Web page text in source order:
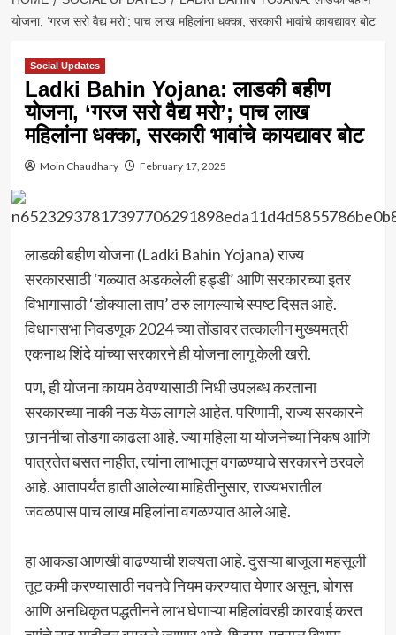
योजना, ‘गरज सरो वैद्य मरो’; पाच लाख महिलांना धक्का, सरकारी भावांचे कायद्यावर बोट
Social Updates
Ladki Bahin Yojana: लाडकी बहीण
योजना, ‘गरज सरो वैद्य मरो’; पाच लाख
महिलांना धक्का, सरकारी भावांचे कायद्यावर बोट
Moin Chaudhary February 17, 2025
लाडकी बहीण योजना (Ladki Bahin Yojana) राज्य
सरकारसाठी ‘गळ्यात अडकलेली हड्डी’ आणि सरकारच्या इतर
विभागासाठी ‘डोक्याला ताप’ ठरु लागल्याचे स्पष्ट दिसत आहे.
विधानसभा निवडणूक 2024 च्या तोंडावर तत्कालीन मुख्यमत्री
एकनाथ शिंदे यांच्या सरकारने ही योजना लागू केली खरी.
पण, ही योजना कायम ठेवण्यासाठी निधी उपलब्ध करताना
सरकारच्या नाकी नऊ येऊ लागले आहेत. परिणामी, राज्य सरकारने
छाननीचा तोडगा काढला आहे. ज्या महिला या योजनेच्या निकष आणि
पात्रतेत बसत नाहीत, त्यांना लाभातून वगळण्याचे सरकारने ठरवले
आहे. आतापर्यंत हाती आलेल्या माहितीनुसार, राज्यभरातील
जवळपास पाच लाख महिलांना वगळण्यात आले आहे.
हा आकडा आणखी वाढण्याची शक्यता आहे. दुसऱ्या बाजूला महसूली
तूट कमी करण्यासाठी नवनवे नियम करण्यात येणार असून, बोगस
आणि अनधिकृत पद्धतीनने लाभ घेणाऱ्या महिलांवरही कारवाई करत